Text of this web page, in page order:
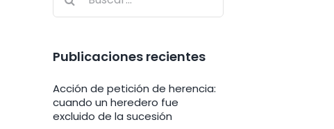
Publicaciones recientes
Acción de petición de herencia:
cuando un heredero fue
excluido de la sucesión